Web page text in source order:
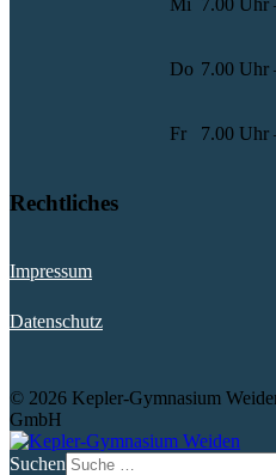
Mi 7.00 Uhr
Do 7.00 Uhr
Fr 7.00 Uhr
Rechtliches
Impressum
Datenschutz
© 2026 Kepler-Gymnasium
GmbH
Suchen